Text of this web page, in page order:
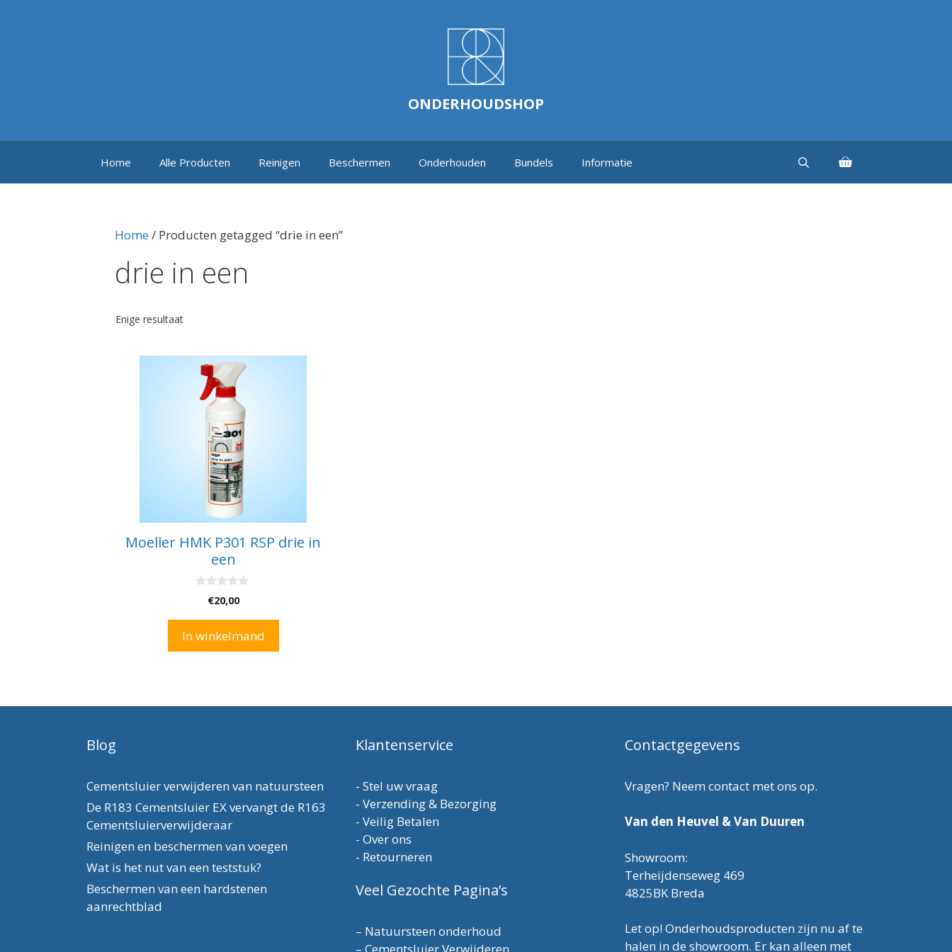
ONDERHOUDSHOP
Home Alle Producten Reinigen Beschermen Onderhouden Bundels Informatie
Home/ Producten getagged “drie in een”
drie in een
Enige resultaat
Moeller HMK P301 RSP drie in
een
5
€20,00
In winkelmand
Blog
Cementsluier verwijderen van natuursteen
De R183 Cementsluier EX vervangt de R163
Cementsluierverwijderaar
Reinigen en beschermen van voegen
Wat is het nut van een teststuk?
Beschermen van een hardstenen
aanrechtblad
Klantenservice
- Stel uw vraag
- Verzending & Bezorging
- Veilig Betalen
- Over ons
- Retourneren
Veel Gezochte Pagina’s
– Natuursteen onderhoud
– Cementsluier Verwijderen
Contactgegevens
Vragen? Neem contact met ons op.
Van den Heuvel & Van Duuren
Showroom:
Terheijdenseweg 469
4825BK Breda
Let op! Onderhoudsproducten zijn nu af te
halen in de showroom. Er kan alleen met